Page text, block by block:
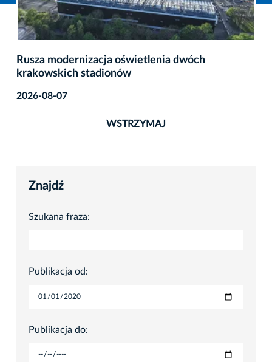
Rusza modernizacja oświetlenia dwóch
krakowskich stadionów
2026-08-07
WSTRZYMAJ
Znajdź
Szukana fraza:
Publikacja od:
Publikacja do: